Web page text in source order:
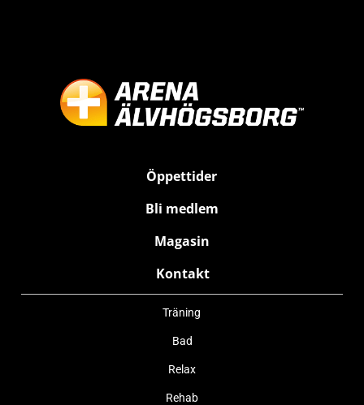
Öppettider
Bli medlem
Magasin
Kontakt
Träning
Bad
Relax
Rehab